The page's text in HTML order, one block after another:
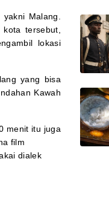
Malang.
tersebut,
lokasi
yang bisa
Kawah
menit itu juga
film
dialek